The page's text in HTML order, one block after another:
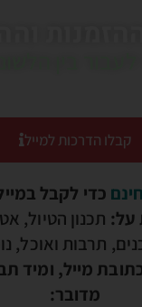
קבלו הדרכות למייל
כדי לקבל
על: תכנון הטיול,
תרבות ואוכל,
מייל, ומיד
מדובר: